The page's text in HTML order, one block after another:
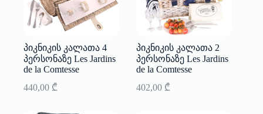
პიკნიკის კალათა 4
პერსონაზე Les Jardins
de la Comtesse
440,00 ₾
პიკნიკის კალათა 2
პერსონაზე Les Jardins
de la Comtesse
402,00 ₾